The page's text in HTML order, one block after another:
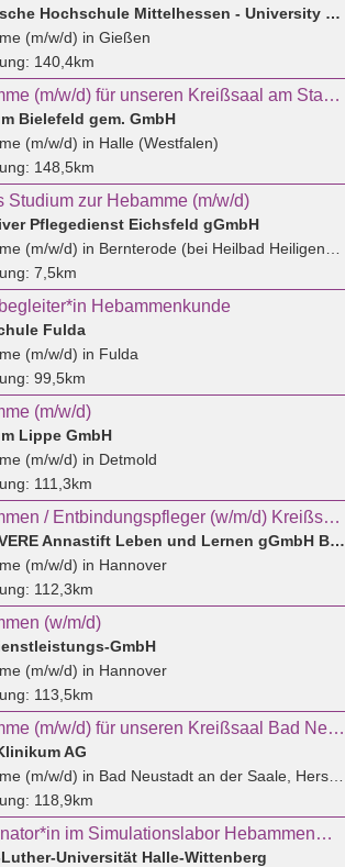
Technische Hochschule Mittelhessen - University of Applied Sciences - THM Business School
(m/w/d) in Gießen
140,4km
Hebamme (m/w/d) für unseren Kreißsaal am Standort Halle (Westf.)
Bielefeld gem. GmbH
(m/w/d) in Halle (Westfalen)
148,5km
Studium zur Hebamme (m/w/d)
Pflegedienst Eichsfeld gGmbH
(m/w/d) in Bernterode (bei Heilbad Heiligenstadt)
7,5km
Hebammenkunde
Fulda
(m/w/d) in Fulda
99,5km
(m/w/d)
Lippe GmbH
(m/w/d) in Detmold
111,3km
Hebammen / Entbindungspfleger (w/m/d) Kreißsaal
DIAKOVERE Annastift Leben und Lernen gGmbH Berufsbildungswerk
(m/w/d) in Hannover
112,3km
(w/m/d)
GmbH
(m/w/d) in Hannover
113,5km
Hebamme (m/w/d) für unseren Kreißsaal Bad Neustadt an der Saale
AG
(m/w/d) in Bad Neustadt an der Saale, Herschfeld
118,9km
Koordinator*in im Simulationslabor Hebammenwissenschaft (m-w-d)
Universität Halle-Wittenberg